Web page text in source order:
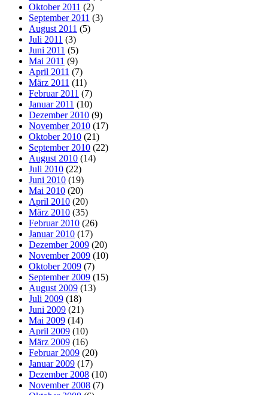
Oktober 2011 (2)
September 2011 (3)
August 2011 (5)
Juli 2011 (3)
Juni 2011 (5)
Mai 2011 (9)
April 2011 (7)
März 2011 (11)
Februar 2011 (7)
Januar 2011 (10)
Dezember 2010 (9)
November 2010 (17)
Oktober 2010 (21)
September 2010 (22)
August 2010 (14)
Juli 2010 (22)
Juni 2010 (19)
Mai 2010 (20)
April 2010 (20)
März 2010 (35)
Februar 2010 (26)
Januar 2010 (17)
Dezember 2009 (20)
November 2009 (10)
Oktober 2009 (7)
September 2009 (15)
August 2009 (13)
Juli 2009 (18)
Juni 2009 (21)
Mai 2009 (14)
April 2009 (10)
März 2009 (16)
Februar 2009 (20)
Januar 2009 (17)
Dezember 2008 (10)
November 2008 (7)